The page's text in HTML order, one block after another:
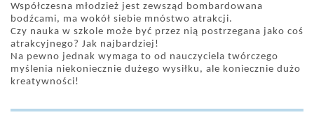
Współczesna młodzież jest zewsząd bombardowana
bodźcami, ma wokół siebie mnóstwo atrakcji.
Czy nauka w szkole może być przez nią postrzegana jako coś
atrakcyjnego? Jak najbardziej!
Na pewno jednak wymaga to od nauczyciela twórczego
myślenia niekoniecznie dużego wysiłku, ale koniecznie dużo
kreatywności!